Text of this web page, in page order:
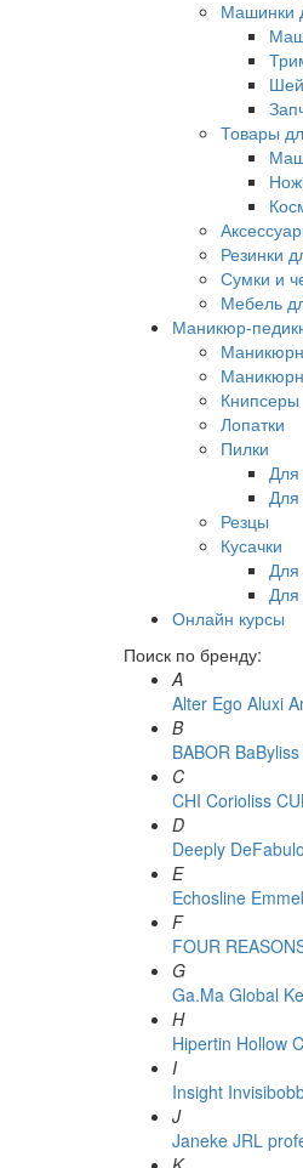
Машинки
Товары
Резинки
Сумки и
Мебель
Маникюр-
Книпсеры
Лопатки
Пилки
Для
Резцы
Кусачки
Для
Для
Онлайн курсы
Поиск по бренду:
A
Alter Ego Aluxi
B
BABOR BaByliss
C
CHI Corioliss
D
Deeply
E
Echosline
F
FOUR
G
Ga.Ma Global
H
Hipertin Hollow
I
Insight
J
Janeke JRL